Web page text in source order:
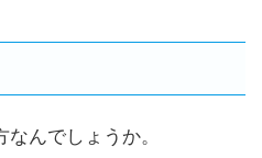
んでしょうか。